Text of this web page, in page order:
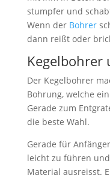
stumpfer und
Wenn der Bohrer
dann reißt oder
Kegelbohrer
Der Kegelbohrer
Bohrung, welche
Gerade zum
die beste Wahl.
Gerade für
leicht zu führen
Material ausreisst.